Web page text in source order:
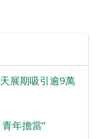
展期吸引逾9萬
年擔當”